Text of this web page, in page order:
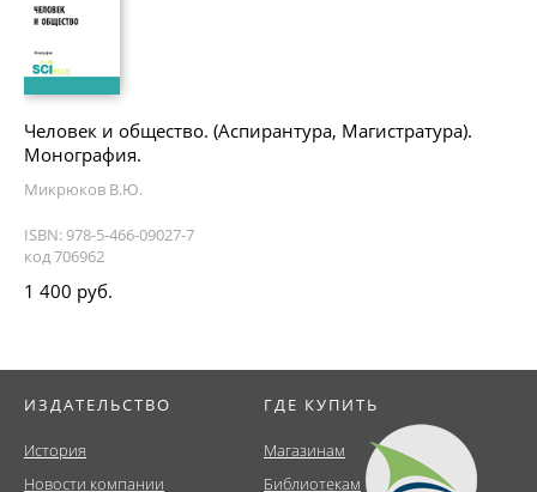
Человек и общество. (Аспирантура, Магистратура).
Монография.
Микрюков В.Ю.
ISBN: 978-5-466-09027-7
код 706962
1 400 руб.
ИЗДАТЕЛЬСТВО
История
Новости компании
ГДЕ КУПИТЬ
Магазинам
Библиотекам